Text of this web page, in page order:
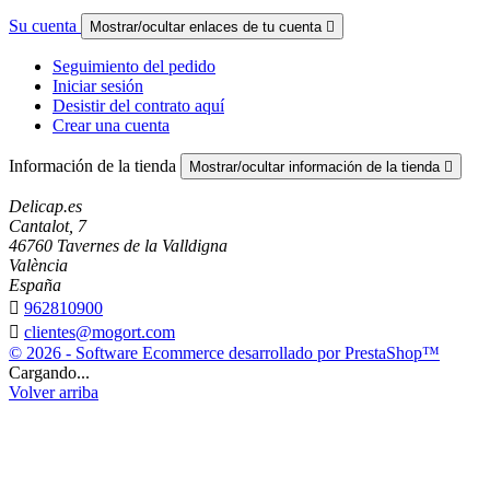
Su cuenta Mostrar/ocultar enlaces de tu cuenta 
Seguimiento del pedido
Iniciar sesión
Desistir del contrato aquí
Crear una cuenta
Información de la tienda Mostrar/ocultar información de la tienda 
Delicap.es
Cantalot, 7
46760 Tavernes de la Valldigna
València
España
 962810900
 clientes@mogort.com
© 2026 - Software Ecommerce desarrollado por PrestaShop™
Cargando...
Volver arriba